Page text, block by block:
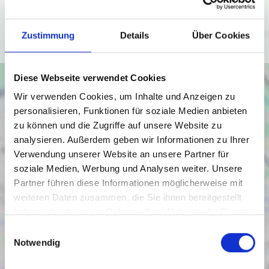
Zustimmung Details Über Cookies
Diese Webseite verwendet Cookies
Wir verwenden Cookies, um Inhalte und Anzeigen zu
personalisieren, Funktionen für soziale Medien anbieten
zu können und die Zugriffe auf unsere Website zu
analysieren. Außerdem geben wir Informationen zu Ihrer
Verwendung unserer Website an unsere Partner für
soziale Medien, Werbung und Analysen weiter. Unsere
Partner führen diese Informationen möglicherweise mit
weiteren Daten zusammen, die Sie ihnen bereitgestellt
Notwendig
https://policies.google.com/privacy).
Ich bin einverstanden